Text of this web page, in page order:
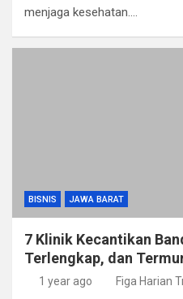
menjaga kesehatan.…
BISNIS JAWA BARAT
7 Klinik Kecantikan
Terlengkap, dan
1 year ago Figa Harian